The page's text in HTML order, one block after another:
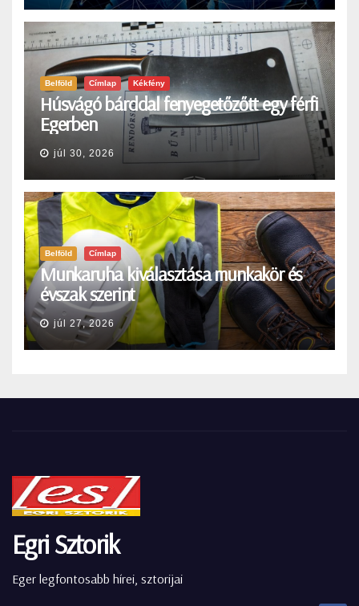
Belföld Címlap Kékfény
Húsvágó bárddal fenyegetőzőtt egy férfi
Egerben
júl 30, 2026
Belföld Címlap
Munkaruha kiválasztása munkakör és
évszak szerint
júl 27, 2026
Egri Sztorik
Eger legfontosabb hírei, sztorijai